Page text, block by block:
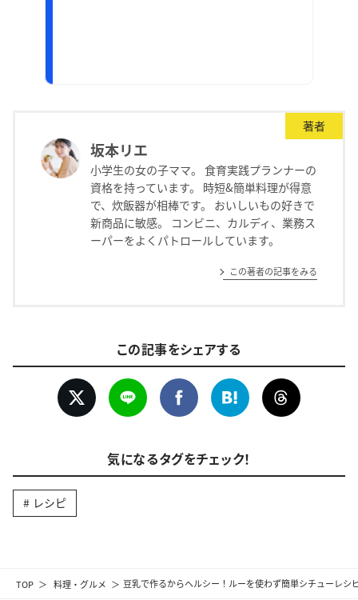
TOP 料理・グルメ 豆乳で作るからヘルシー！ルーを使わず簡単シチューレシ
著者
坂本リエ
小学生の女の子ママ。 食育実践プランナーの
資格を持っています。 時短&簡単料理が得意
で、炊飯器が相棒です。 おいしいもの好きで
新商品に敏感。 コンビニ、カルディ、業務ス
ーパーをよくパトロールしています。
この著者の記事をみる
この記事をシェアする
気になるタグをチェック！
レシピ